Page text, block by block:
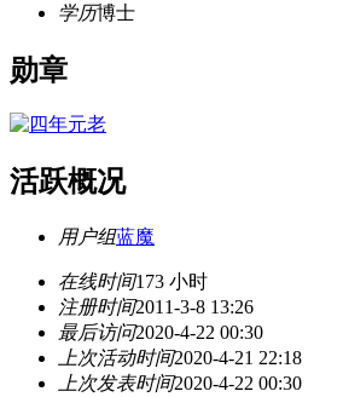
学历博士
勋章
活跃概况
用户组蓝魔
在线时间173 小时
注册时间2011-3-8 13:26
最后访问2020-4-22 00:30
上次活动时间2020-4-21 22:18
上次发表时间2020-4-22 00:30